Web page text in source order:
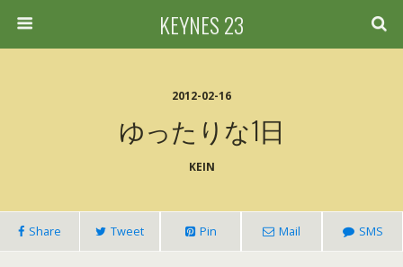
KEYNES 23
2012-02-16
ゆったりな1日
KEIN
Share Tweet Pin Mail SMS